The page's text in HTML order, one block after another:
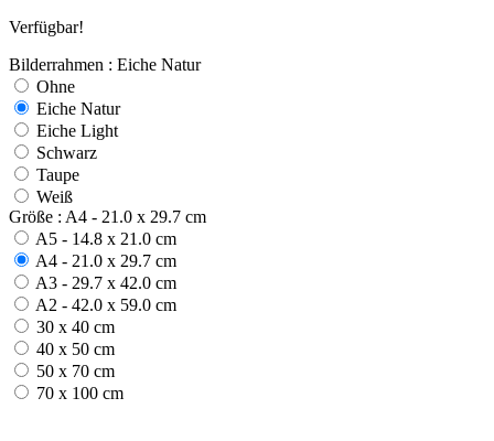
Verfügbar!
Bilderrahmen : Eiche Natur
Ohne
Eiche Natur
Eiche Light
Schwarz
Taupe
Weiß
Größe : A4 - 21.0 x 29.7 cm
A5 - 14.8 x 21.0 cm
A4 - 21.0 x 29.7 cm
A3 - 29.7 x 42.0 cm
A2 - 42.0 x 59.0 cm
30 x 40 cm
40 x 50 cm
50 x 70 cm
70 x 100 cm